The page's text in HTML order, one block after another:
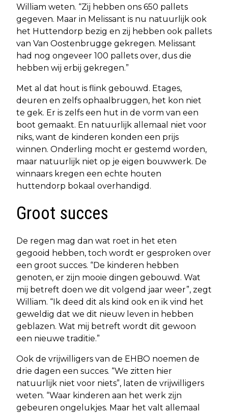
William weten. “Zij hebben ons 650 pallets
gegeven. Maar in Melissant is nu natuurlijk ook
het Huttendorp bezig en zij hebben ook pallets
van Van Oostenbrugge gekregen. Melissant
had nog ongeveer 100 pallets over, dus die
hebben wij erbij gekregen.”
Met al dat hout is flink gebouwd. Etages,
deuren en zelfs ophaalbruggen, het kon niet
te gek. Er is zelfs een hut in de vorm van een
boot gemaakt. En natuurlijk allemaal niet voor
niks, want de kinderen konden een prijs
winnen. Onderling mocht er gestemd worden,
maar natuurlijk niet op je eigen bouwwerk. De
winnaars kregen een echte houten
huttendorp bokaal overhandigd.
Groot succes
De regen mag dan wat roet in het eten
gegooid hebben, toch wordt er gesproken over
een groot succes. “De kinderen hebben
genoten, er zijn mooie dingen gebouwd. Wat
mij betreft doen we dit volgend jaar weer”, zegt
William. “Ik deed dit als kind ook en ik vind het
geweldig dat we dit nieuw leven in hebben
geblazen. Wat mij betreft wordt dit gewoon
een nieuwe traditie.”
Ook de vrijwilligers van de EHBO noemen de
drie dagen een succes. “We zitten hier
natuurlijk niet voor niets”, laten de vrijwilligers
weten. “Waar kinderen aan het werk zijn
gebeuren ongelukjes. Maar het valt allemaal